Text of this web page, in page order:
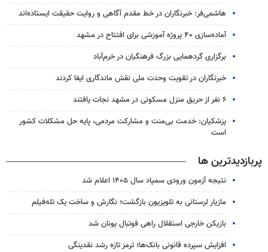
هاشمی‌فر​​​​​​​: خبرنگاران در خط مقدم آگاهی و روایت حقیقت ایستاده‌اند
آماده‌سازی ۴۰ پروژه آموزشی برای افتتاح در مشهد
برگزاری گردهمایی بزرگ فرهنگیان در خرم‌آباد
خبرنگاران در تقویت وحدت ملی نقش ماندگاری ایفا کردند
۶ نفر از حریق منزل مسکونی در مشهد نجات یافتند
پزشکیان: خدمت بی‌منت و مشارکت مردمی، پایه حل مشکلات کشور
است
پربازدیدترین ها
نتیجه آزمون ورودی سمپاد سال ۱۴۰۵ اعلام شد
مازیار لرستانی به تلویزیون بازگشت؛ نگارش و ساخت یک تله‌فیلم
بازیکن خارجی استقلال راهی فوتبال یونان شد
افزایش سپرده قانونی بانک‌ها؛ ترمز تازه رشد نقدینگی